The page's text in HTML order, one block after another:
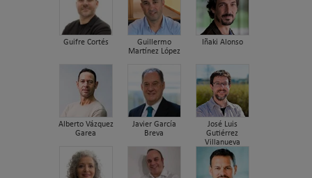
Guifre Cortés
Guillermo
Martínez López
Iñaki Alonso
Alberto Vázquez
Garea
Javier García
Breva
José Luis
Gutiérrez
Villanueva